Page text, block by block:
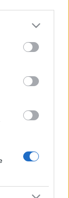
more Google
may click to
party tags to
below Google
azaz a
kiadni,
marad
Ez azt
hogy ő